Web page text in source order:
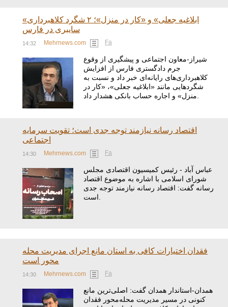
«ابلاغیه جعلی» و «کار در منزل»؛ ۲ شگرد کلاهبرداری
سایبری در فارس
14:32 Mehrnews.com Fa
شیراز-معاون اجتماعی و پیشگیری از وقوع
جرم دادگستری فارس از افزایش
کلاهبرداری‌های رایانه‌ای خبر داد و نسبت به
شگردهایی مانند «ابلاغیه جعلی»، «کار در
اقتصاد رسانه نیازمند توجه جدی است؛ تقویت سرمایه
اجتماعی
14:30 Mehrnews.com Fa
عباس آباد - رئیس کمیسیون اقتصادی مجلس
شورای اسلامی با اشاره به موضوع اقتصاد
رسانه گفت: اقتصاد رسانه نیازمند توجه جدی
فقدان اختیارات کافی به استان مانع اجرای مدیریت محله
محور است
14:30 Mehrnews.com Fa
همدان-استاندار همدان گفت: اصلی‌ترین مانع
کنونی در مسیر مدیریت محله‌محور فقدان